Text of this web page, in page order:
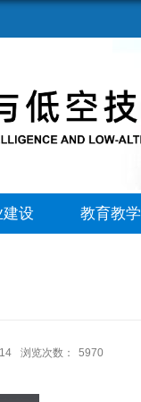
设 教育教学
浏览次数： 5970